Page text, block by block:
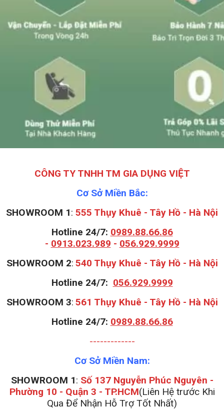
CÔNG TY TNHH TM GIA DỤNG VIỆT
Cơ Sở Miền Bắc:
SHOWROOM 1: 555 Thụy Khuê - Tây Hồ - Hà Nội
Hotline 24/7: 0989.88.66.86
- 0913.023.989 - 056.929.9999
SHOWROOM 2: 540 Thụy Khuê - Tây Hồ - Hà Nội
Hotline 24/7: 056.929.9999
SHOWROOM 3: 561 Thụy Khuê - Tây Hồ - Hà Nội
Hotline 24/7: 0989.88.66.86
-------------
Cơ Sở Miền Nam:
SHOWROOM 1: Số 137 Nguyễn Phúc Nguyên -
Phường 10 - Quận 3 - TP.HCM(Liên Hệ trước Khi
Qua Để Nhận Hỗ Trợ Tốt Nhất)